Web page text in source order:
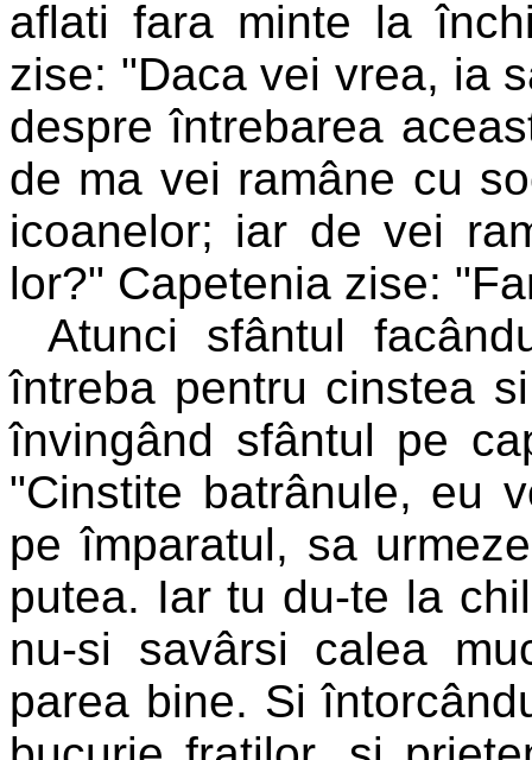
aflati fara minte la
zise: "Daca vei vrea, ia
despre întrebarea
de ma vei ramâne cu
icoanelor; iar de vei
lor?" Capetenia zise:
Atunci sfântul
întreba pentru cinstea
învingând sfântul pe
"Cinstite batrânule, eu
pe împaratul, sa
putea. Iar tu du-te la
nu-si savârsi calea
parea bine. Si